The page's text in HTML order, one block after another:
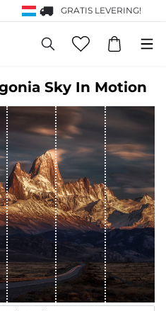
GRATIS LEVERING!
Sky In Motion